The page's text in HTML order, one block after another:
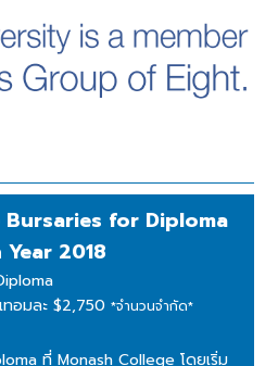
for Diploma
2018
ทอมละ $2,750*จำนวนจำกัด*
ที่ Monash College โดยเริ่ม